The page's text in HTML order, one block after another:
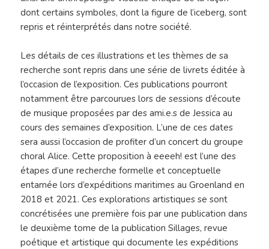
dont certains symboles, dont la figure de l’iceberg, sont
repris et réinterprétés dans notre société.
Les détails de ces illustrations et les thèmes de sa
recherche sont repris dans une série de livrets éditée à
l’occasion de l’exposition. Ces publications pourront
notamment être parcourues lors de sessions d’écoute
de musique proposées par des ami.e.s de Jessica au
cours des semaines d’exposition. L’une de ces dates
sera aussi l’occasion de profiter d’un concert du groupe
choral Alice. Cette proposition à eeeeh! est l’une des
étapes d’une recherche formelle et conceptuelle
entamée lors d’expéditions maritimes au Groenland en
2018 et 2021. Ces explorations artistiques se sont
concrétisées une première fois par une publication dans
le deuxième tome de la publication Sillages, revue
poétique et artistique qui documente les expéditions